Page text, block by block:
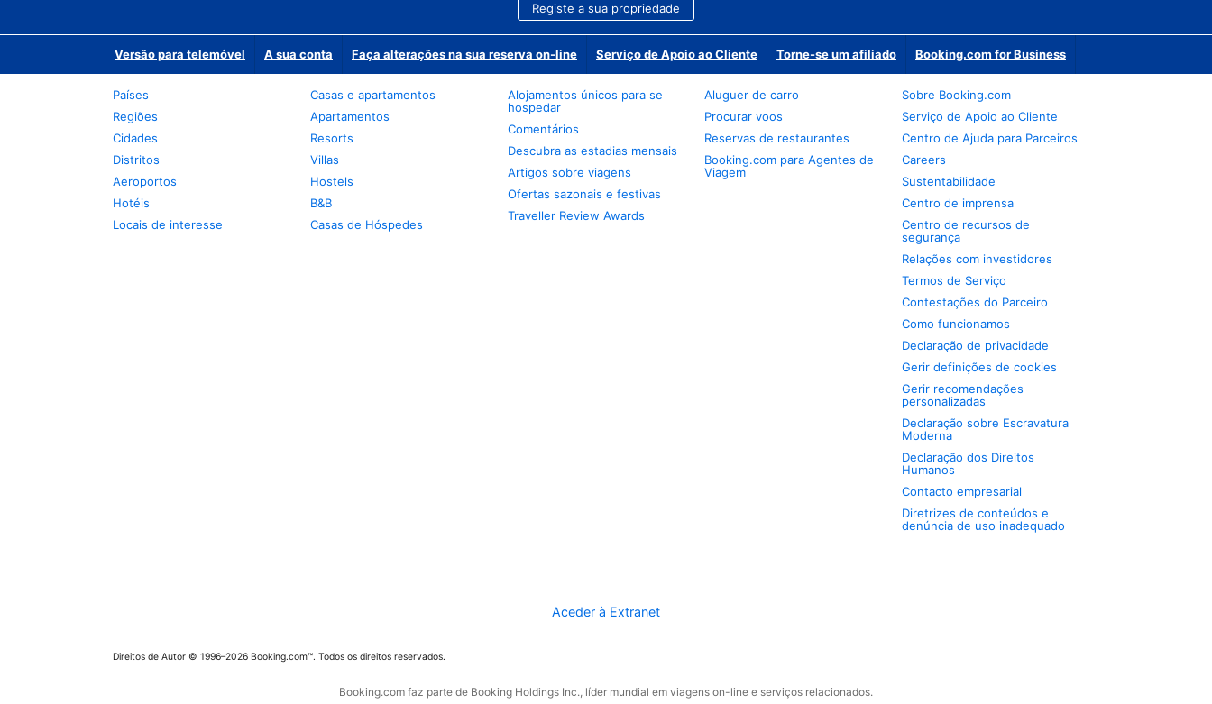
Registe a sua propriedade
Versão para telemóvel A sua conta Faça alterações na sua reserva on-line Serviço de Apoio ao Cliente Torne-se um afiliado Booking.com for Business
Países
Regiões
Cidades
Distritos
Aeroportos
Hotéis
Locais de interesse
Casas e apartamentos
Apartamentos
Resorts
Villas
Hostels
B&B
Casas de Hóspedes
Alojamentos únicos para se
hospedar
Comentários
Descubra as estadias mensais
Artigos sobre viagens
Ofertas sazonais e festivas
Traveller Review Awards
Aluguer de carro
Procurar voos
Reservas de restaurantes
Booking.com para Agentes de
Viagem
Sobre Booking.com
Serviço de Apoio ao Cliente
Centro de Ajuda para Parceiros
Careers
Sustentabilidade
Centro de imprensa
Centro de recursos de
segurança
Relações com investidores
Termos de Serviço
Contestações do Parceiro
Como funcionamos
Declaração de privacidade
Gerir definições de cookies
Gerir recomendações
personalizadas
Declaração sobre Escravatura
Moderna
Declaração dos Direitos
Humanos
Contacto empresarial
Diretrizes de conteúdos e
denúncia de uso inadequado
Aceder à Extranet
Direitos de Autor © 1996–2026 Booking.com™. Todos os direitos reservados.
Booking.com faz parte de Booking Holdings Inc., líder mundial em viagens on-line e serviços relacionados.